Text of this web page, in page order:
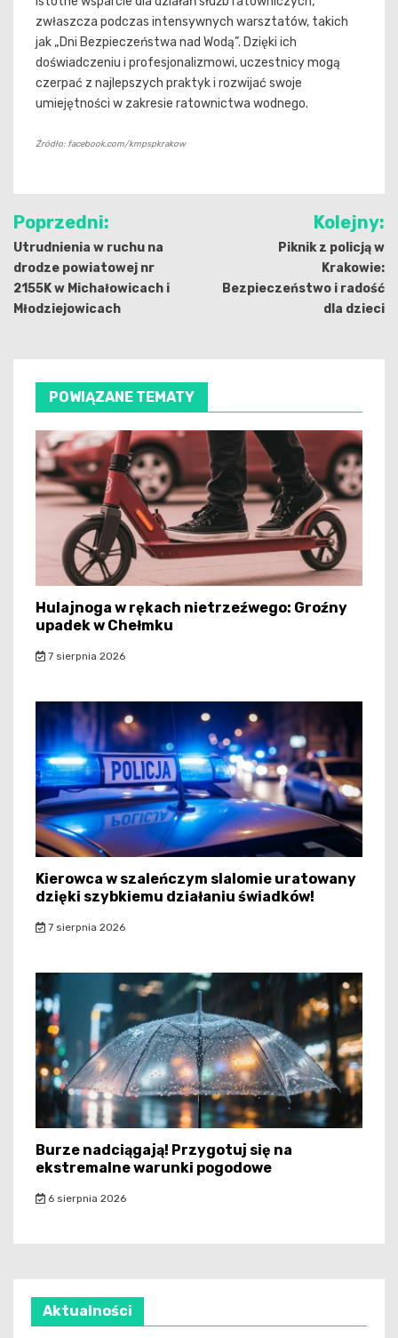
zwłaszcza podczas intensywnych warsztatów, takich
jak „Dni Bezpieczeństwa nad Wodą”. Dzięki ich
doświadczeniu i profesjonalizmowi, uczestnicy mogą
czerpać z najlepszych praktyk i rozwijać swoje
umiejętności w zakresie ratownictwa wodnego.
Źródło: facebook.com/kmpspkrakow
Nawigacja
wpisu
Poprzedni:
Utrudnienia w ruchu na
drodze powiatowej nr
2155K w Michałowicach i
Młodziejowicach
Kolejny:
Piknik z policją w
Krakowie:
Bezpieczeństwo i radość
dla dzieci
POWIĄZANE TEMATY
Hulajnoga w rękach nietrzeźwego: Groźny
upadek w Chełmku
7 sierpnia 2026
Kierowca w szaleńczym slalomie uratowany
dzięki szybkiemu działaniu świadków!
7 sierpnia 2026
Burze nadciągają! Przygotuj się na
ekstremalne warunki pogodowe
6 sierpnia 2026
Aktualności